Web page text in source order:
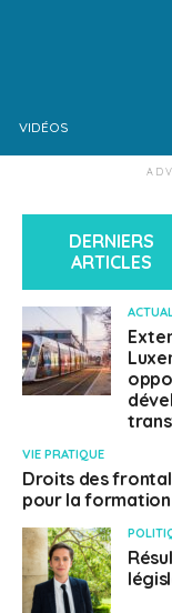
VIDÉOS
DERNIERS
ARTICLES
VIE PRATIQUE
Droits des
pour la